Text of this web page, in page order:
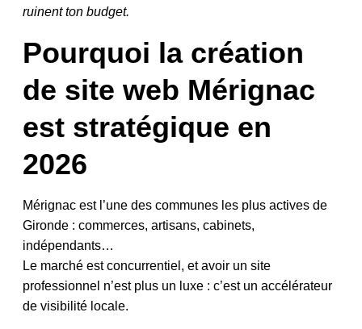
ruinent ton budget.
Pourquoi la création
de site web Mérignac
est stratégique en
2026
Mérignac est l’une des communes les plus actives de
Gironde : commerces, artisans, cabinets,
indépendants…
Le marché est concurrentiel, et avoir un site
professionnel n’est plus un luxe : c’est un accélérateur
de visibilité locale.